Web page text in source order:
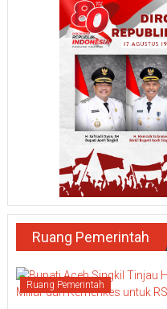
Ruang Pemerintah
Ruang Pemerintah